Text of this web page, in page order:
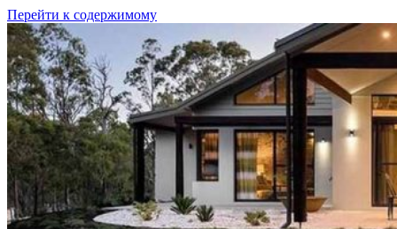
Перейти к содержимому